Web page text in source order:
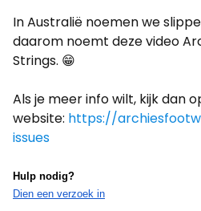
In Australië noemen we
daarom noemt deze video
Strings. 😁
Als je meer info wilt, kijk dan
website: https://
issues
Hulp nodig?
Dien een verzoek in